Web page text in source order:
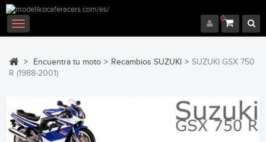
0
Navegación
Toggle
> Encuentra tu moto > Recambios SUZUKI > SUZUKI GSX 750
R (1988-2001)